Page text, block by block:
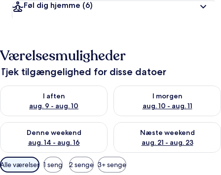
Føl dig hjemme (6)
Værelsesmuligheder
Tjek tilgængelighed for disse datoer
I aften
aug. 9 - aug. 10
Tjek tilgængelighed for i aften aug. 9 - aug. 10
I morgen
aug. 10 - aug. 11
Tjek tilgængelighed for i
Denne weekend
aug. 14 - aug. 16
Tjek tilgængelighed for denne weekend aug. 14 - aug. 16
Næste weekend
aug. 21 - aug. 23
Tjek tilgængelighed for næste
Tilgængelige
filtre
Alle værelser 1 seng 2 senge 3+ senge